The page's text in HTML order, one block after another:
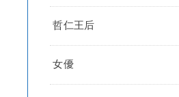
哲仁王后
女優